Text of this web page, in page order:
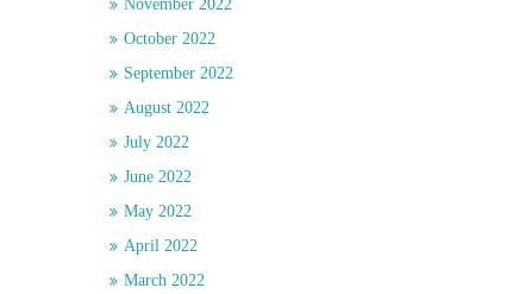
November 2022
October 2022
September 2022
August 2022
July 2022
June 2022
May 2022
April 2022
March 2022